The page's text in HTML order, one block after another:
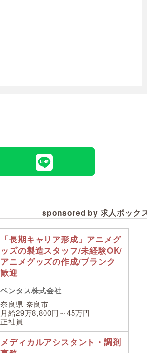
sponsored by 求人ボック
「長期キャリア形成」アニメグ
ッズの製造スタッフ/未経験OK/
アニメグッズの作成/ブランク
歓迎
ベンタス株式会社
奈良県 奈良市
月給29万8,800円～45万円
正社員
メディカルアシスタント・調剤